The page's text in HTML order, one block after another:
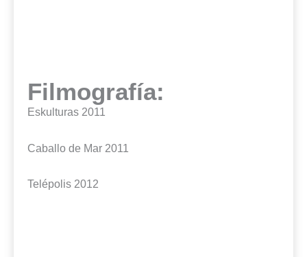
Filmografía:
Eskulturas 2011
Caballo de Mar 2011
Telépolis 2012